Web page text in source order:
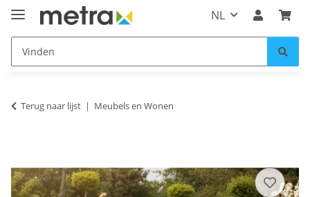
NL
Terug naar lijst Meubels en Wonen